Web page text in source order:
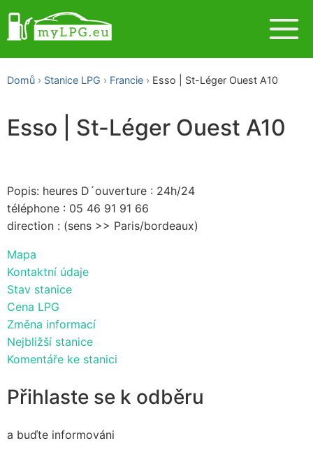
Domů Stanice LPG Francie Esso | St-Léger Ouest A10
Esso | St-Léger Ouest A10
Popis: heures D´ouverture : 24h/24
téléphone : 05 46 91 91 66
direction : (sens >> Paris/bordeaux)
Mapa
Kontaktní údaje
Stav stanice
Cena LPG
Změna informací
Nejbližší stanice
Komentáře ke stanici
Přihlaste se k odběru
a buďte informováni